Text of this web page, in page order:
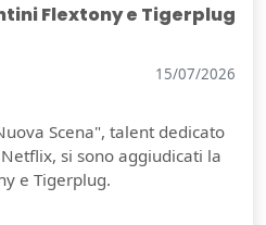
Flextony e Tigerplug
15/07/2026
Scena", talent dedicato
si sono aggiudicati la
e Tigerplug.